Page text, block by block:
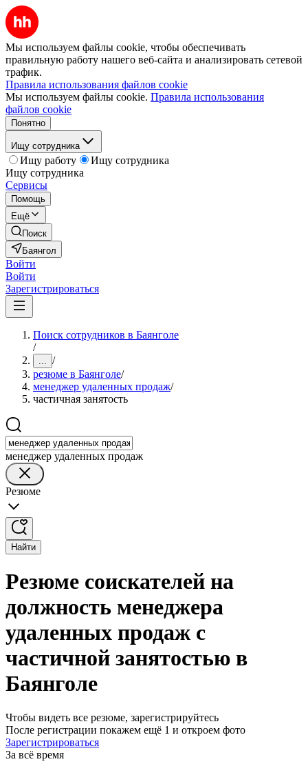
Мы используем файлы cookie, чтобы обеспечивать
правильную работу нашего веб-сайта и анализировать сетевой
трафик.
Правила использования файлов cookie
Мы используем файлы cookie. Правила использования
файлов cookie
Понятно
Ищу сотрудника
Ищу работу
Ищу сотрудника
Ищу сотрудника
Сервисы
Помощь
Ещё
Поиск
Баянгол
Войти
Войти
Зарегистрироваться
Поиск сотрудников в Баянголе
/
... /
резюме в Баянголе/
менеджер удаленных продаж/
частичная занятость
менеджер удаленных продаж
Резюме
Найти
Резюме соискателей на
должность менеджера
удаленных продаж с
частичной занятостью в
Баянголе
Чтобы видеть все резюме, зарегистрируйтесь
После регистрации покажем ещё 1 и откроем фото
Зарегистрироваться
За всё время